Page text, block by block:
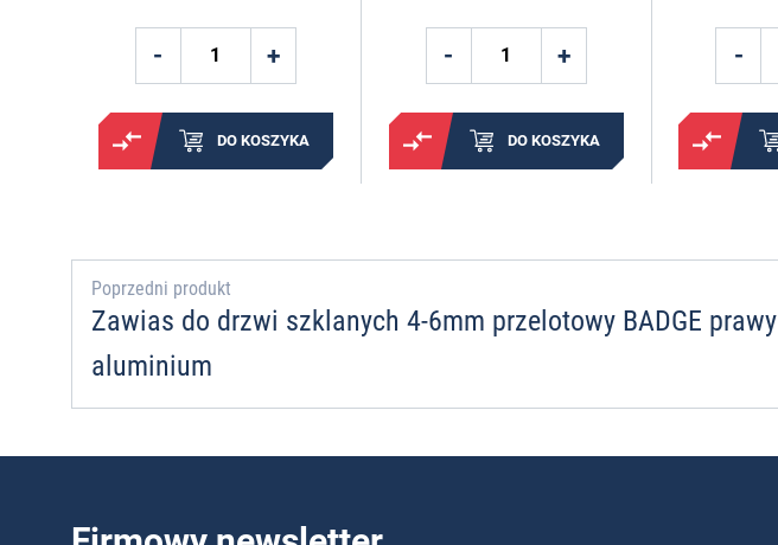
DO KOSZYKA DO KOSZYKA
Poprzedni produkt
Zawias do drzwi szklanych 4-6mm przelotowy BADGE prawy
aluminium